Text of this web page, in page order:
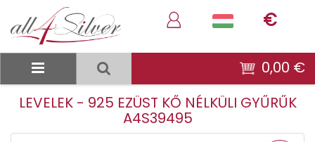
€
0,00 €
LEVELEK - 925 EZÜST KŐ NÉLKÜLI GYŰRŰK
A4S39495